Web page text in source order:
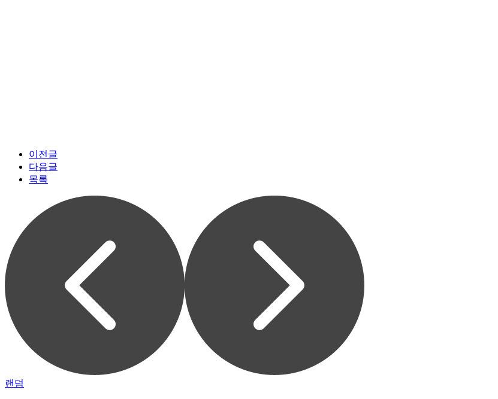
이전글
다음글
목록
랜덤